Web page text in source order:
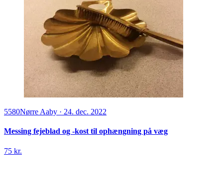
5580Nørre Aaby · 24. dec. 2022
Messing fejeblad og -kost til ophængning på væg
75 kr.